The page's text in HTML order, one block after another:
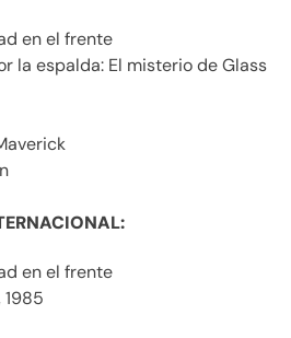
en el frente
la espalda: El misterio de Glass
en el frente